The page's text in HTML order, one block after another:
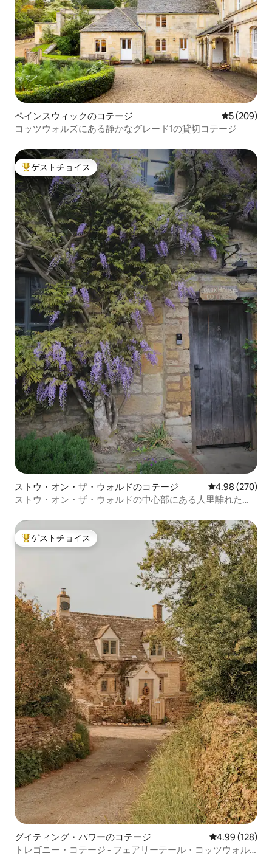
ペインスウィックのコテージ レビュー
5 (209)
コッツウォルズにある静かなグレード1の貸切コテージ
大好評のゲストチョイスです。
ゲストチョイス
ストウ・オン・ザ・ウォルドのコテージ レビュー270
4.98 (270)
ストウ・オン・ザ・ウォルドの中心部にある人里離れたコ
大好評のゲストチョイスです。
ゲストチョイス
グイティング・パワーのコテージ レビュー128
4.99 (128)
トレゴニー・コテージ - フェアリーテール・コッツウォル